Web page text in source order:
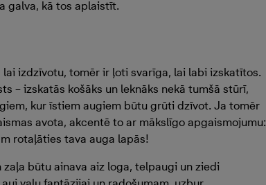
galva, kā tos aplaistīt.
izdzīvotu, tomēr ir ļoti svarīga, lai labi izskatītos.
– izskatās košāks un leknāks nekā tumšā stūrī,
kur īstiem augiem būtu grūti dzīvot. Ja tomēr
avota, akcentē to ar mākslīgo apgaismojumu:
rotaļāties tava auga lapās!
būtu ainava aiz loga, telpaugi un ziedi